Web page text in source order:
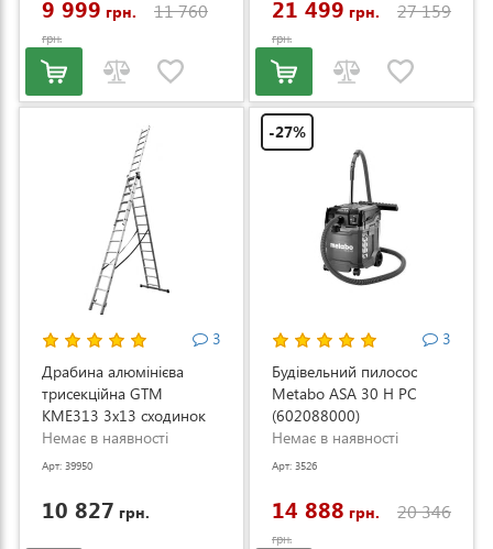
9 999 грн. 11 760
грн.
21 499 грн. 27 159
грн.
3
Драбина алюмінієва
трисекційна GTM
KME313 3x13 сходинок
3.53-8.93м (KME313)
Немає в наявності
Арт: 39950
10 827 грн.
-27%
3
Будівельний пилосос
Metabo ASA 30 H PC
(602088000)
Немає в наявності
Арт: 3526
14 888 грн. 20 346
грн.